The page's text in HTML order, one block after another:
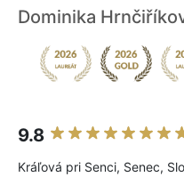
Dominika
9.8
Kráľová pri Senci, Senec,